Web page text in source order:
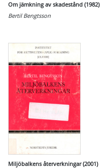
Om jämkning av skadestånd (1982)
Bertil Bengtsson
Miljöbalkens återverkningar (2001)